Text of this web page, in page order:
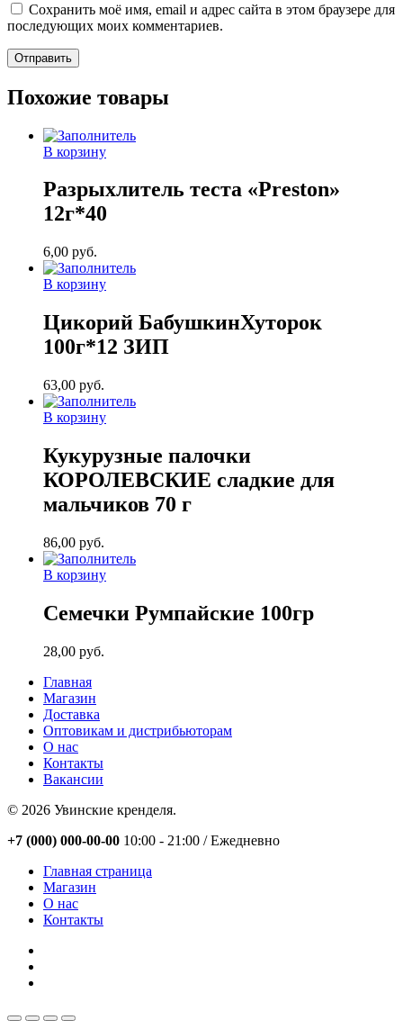
Сохранить моё имя, email и адрес сайта в этом браузере для
последующих моих комментариев.
Похожие товары
В корзину
Разрыхлитель теста «Preston»
12г*40
6,00 руб.
В корзину
Цикорий БабушкинХуторок
100г*12 ЗИП
63,00 руб.
В корзину
Кукурузные палочки
КОРОЛЕВСКИЕ сладкие для
мальчиков 70 г
86,00 руб.
В корзину
Семечки Румпайские 100гр
28,00 руб.
Главная
Магазин
Доставка
Оптовикам и дистрибьюторам
О нас
Контакты
Вакансии
© 2026 Увинские кренделя.
Close
+7 (000) 000-00-00 10:00 - 21:00 / Eжедневно
Главная страница
Магазин
О нас
Контакты